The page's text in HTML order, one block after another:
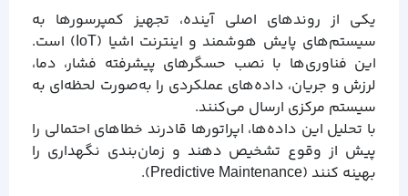
یکی از روندهای اصلی آینده، تجهیز کمپرسورها به
سیستم‌های پایش هوشمند و اینترنت اشیا (IoT) است.
این فناوری‌ها با نصب حسگرهای پیشرفته فشار، دما،
لرزش و جریان، داده‌های عملکردی را به‌صورت لحظه‌ای به
سیستم مرکزی ارسال می‌کنند.
با تحلیل این داده‌ها، اپراتورها قادرند خطاهای احتمالی را
پیش از وقوع تشخیص دهند و زمان‌بندی نگهداری را
بهینه کنند (Predictive Maintenance).